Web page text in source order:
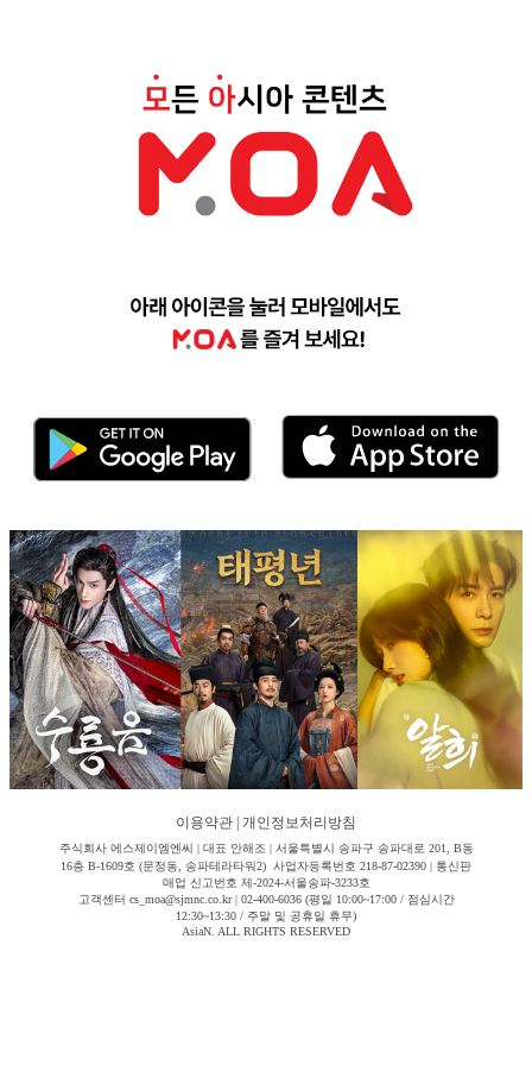
이용약관 개인정보처리방침
주식회사 에스제이엠엔씨 | 대표 안해조 | 서울특별시 송파구 송파대로 201, B동
16층 B-1609호 (문정동, 송파테라타워2) 사업자등록번호 218-87-02390 | 통신판
매업 신고번호 제-2024-서울송파-3233호
고객센터 cs_moa@sjmnc.co.kr | 02-400-6036 (평일 10:00~17:00 / 점심시간
12:30~13:30 / 주말 및 공휴일 휴무)
AsiaN. ALL RIGHTS RESERVED